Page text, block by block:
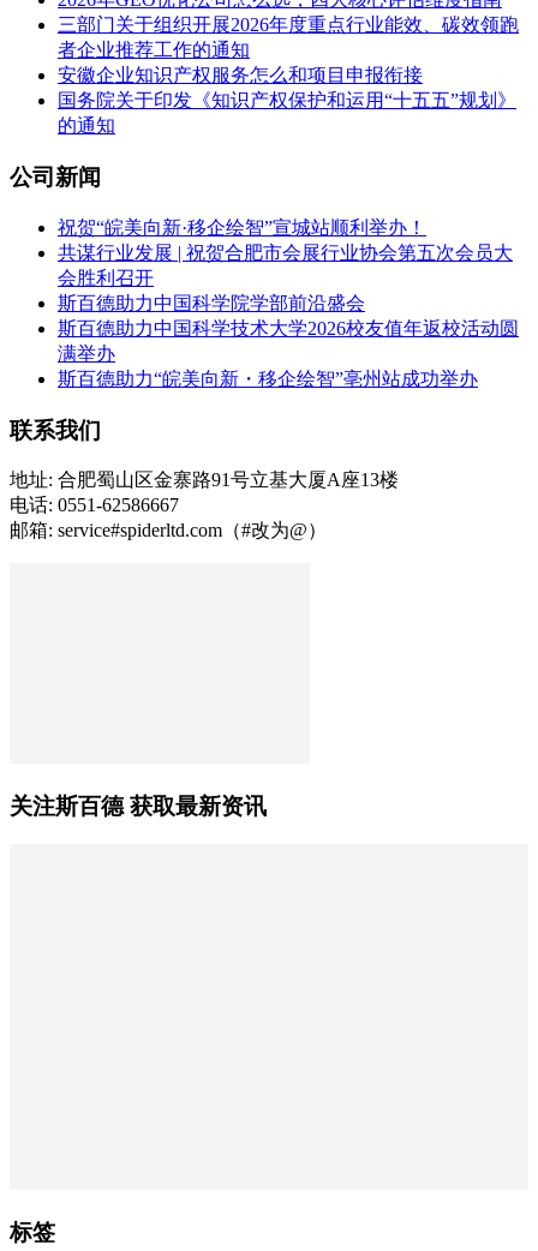
三部门关于组织开展2026年度重点行业能效、碳效领跑
者企业推荐工作的通知
安徽企业知识产权服务怎么和项目申报衔接
国务院关于印发《知识产权保护和运用“十五五”规划》
的通知
公司新闻
祝贺“皖美向新·移企绘智”宣城站顺利举办！
共谋行业发展 | 祝贺合肥市会展行业协会第五次会员大
会胜利召开
斯百德助力中国科学院学部前沿盛会
斯百德助力中国科学技术大学2026校友值年返校活动圆
满举办
斯百德助力“皖美向新・移企绘智”亳州站成功举办
联系我们
地址: 合肥蜀山区金寨路91号立基大厦A座13楼
电话: 0551-62586667
邮箱: service#spiderltd.com（#改为@）
关注斯百德 获取最新资讯
标签